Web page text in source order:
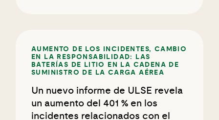
AUMENTO DE LOS INCIDENTES, CAMBIO
EN LA RESPONSABILIDAD: LAS
BATERÍAS DE LITIO EN LA CADENA DE
SUMINISTRO DE LA CARGA AÉREA
Un nuevo informe de ULSE revela
un aumento del 401 % en los
incidentes relacionados con el